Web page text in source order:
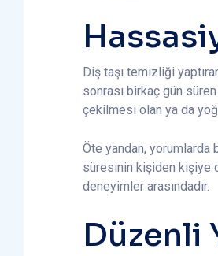
Diş taşı temizliği
sonrası birkaç gün
çekilmesi olan ya da
Öte yandan, yorumlarda
süresinin kişiden kişiye
deneyimler arasındadır.
Düzenli